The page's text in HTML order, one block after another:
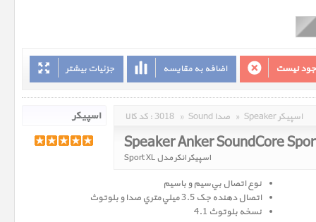
جزئیات بیشتر اضافه به مقایسه نیست
کد کالا : 3018 » Sound صدا » Speaker اسپیکر
Speaker Anker SoundCore
اسپیکر انکر مدل Sport XL
نوع اتصال بي‌سيم و باسيم
اتصال دهنده جک 3.5 ميلي‌متري صدا و بلوتوث
نسخه‌ بلوتوث 4.1